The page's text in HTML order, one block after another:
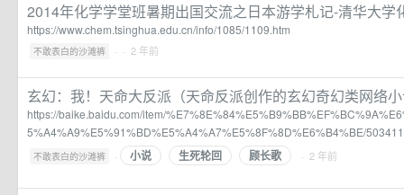
2014年化学学堂班暑期出国交流之日本游学札记-清华大学
https://www.chem.tsinghua.edu.cn/info/1085/1109.htm
不敢表白的沙滩裤 · · 2 年前
玄幻：我！天命大反派（天命反派创作的玄幻奇幻类网络
https://baike.baidu.com/item/
5%A4%A9%E5%91%BD%E5%A4%A7%E5%8F%8D%E6%B4%BE/
不敢表白的沙滩裤 · 小说 生死轮回 顾长歌 · 2 年前